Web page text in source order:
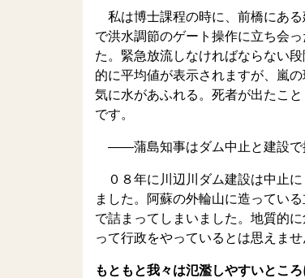
私は博士課程の時に、前橋にある
で洪水調節のゲート操作に立ち会
た。緊急放流しなければならない
的に平均値が表示されますが、嵐
気に水があふれる。死者が出たこ
です。
――蒲島知事はダム中止と建設で
０８年に川辺川ダム建設は中止に
ました。阿蘇の外輪山に造ってい
で詰まってしまいました。地質的
って行政をやっているとは思えませ
もともと我々は氾濫しやすいとこ